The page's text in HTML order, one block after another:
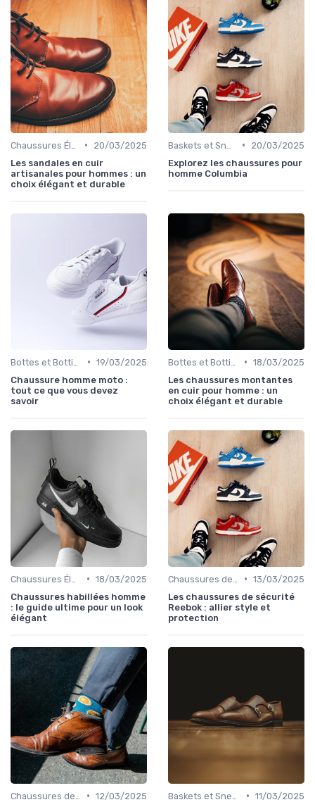
•
20/03/2025
Les sandales en cuir
artisanales pour hommes : un
choix élégant et durable
•
20/03/2025
Explorez les chaussures pour
homme Columbia
• 19/03/2025
Chaussure homme moto :
tout ce que vous devez
savoir
• 18/03/2025
Les chaussures montantes
en cuir pour homme : un
choix élégant et durable
• 18/03/2025
Chaussures habillées homme
: le guide ultime pour un look
élégant
• 13/03/2025
Les chaussures de sécurité
Reebok : allier style et
protection
• 12/03/2025
• 11/03/2025